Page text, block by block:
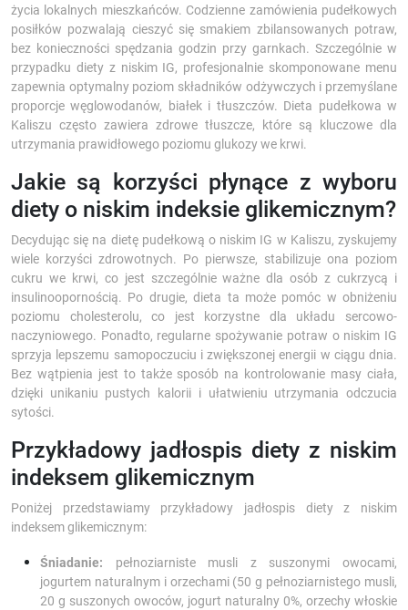
życia lokalnych mieszkańców. Codzienne zamówienia pudełkowych
posiłków pozwalają cieszyć się smakiem zbilansowanych potraw,
bez konieczności spędzania godzin przy garnkach. Szczególnie w
przypadku diety z niskim IG, profesjonalnie skomponowane menu
zapewnia optymalny poziom składników odżywczych i przemyślane
proporcje węglowodanów, białek i tłuszczów. Dieta pudełkowa w
Kaliszu często zawiera zdrowe tłuszcze, które są kluczowe dla
utrzymania prawidłowego poziomu glukozy we krwi.
Jakie są korzyści płynące z wyboru
diety o niskim indeksie glikemicznym?
Decydując się na dietę pudełkową o niskim IG w Kaliszu, zyskujemy
wiele korzyści zdrowotnych. Po pierwsze, stabilizuje ona poziom
cukru we krwi, co jest szczególnie ważne dla osób z cukrzycą i
insulinoopornością. Po drugie, dieta ta może pomóc w obniżeniu
poziomu cholesterolu, co jest korzystne dla układu sercowo-
naczyniowego. Ponadto, regularne spożywanie potraw o niskim IG
sprzyja lepszemu samopoczuciu i zwiększonej energii w ciągu dnia.
Bez wątpienia jest to także sposób na kontrolowanie masy ciała,
dzięki unikaniu pustych kalorii i ułatwieniu utrzymania odczucia
sytości.
Przykładowy jadłospis diety z niskim
indeksem glikemicznym
Poniżej przedstawiamy przykładowy jadłospis diety z niskim
indeksem glikemicznym:
Śniadanie: pełnoziarniste musli z suszonymi owocami,
jogurtem naturalnym i orzechami (50 g pełnoziarnistego musli,
20 g suszonych owoców, jogurt naturalny 0%, orzechy włoskie